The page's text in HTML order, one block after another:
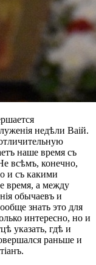
недѣли Ваій.
наше время съ
всѣмъ, конечно,
и съ какими
время, а между
обычаевъ и
знать это для
интересно, но и
указать, гдѣ и
раньше и